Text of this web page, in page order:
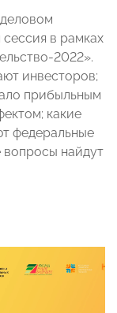
сессия в рамках
2022».
инвесторов;
прибыльным
какие
федеральные
найдут